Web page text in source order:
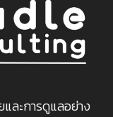
ละการดูแลอย่าง